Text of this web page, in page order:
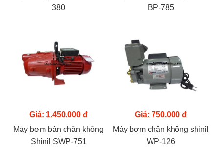
380
BP-785
Giá: 1.450.000 đ
Máy bơm bán chân không
Shinil SWP-751
Giá: 750.000 đ
Máy bơm chân không shinil
WP-126